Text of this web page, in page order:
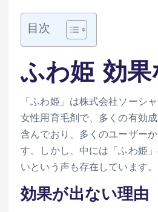
目次
ふわ姫 効果
「ふわ姫」は株式会社ソーシ
女性用育毛剤で、多くの有効
含んでおり、多くのユーザー
す。しかし、中には「ふわ姫
いという声も存在しています。
効果が出ない理由